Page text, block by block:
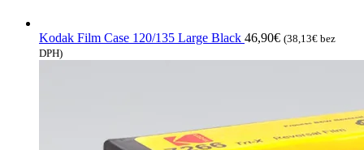
Kodak Film Case 120/135 Large Black 46,90€ (38,13€ bez
DPH)